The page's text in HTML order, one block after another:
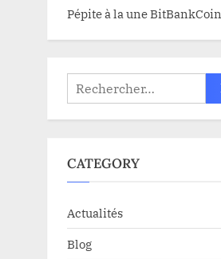
Pépite à la une BitBankCoin
Rechercher :
CATEGORY
Actualités
Blog